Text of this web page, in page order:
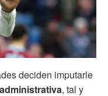
deciden imputarle
, tal y